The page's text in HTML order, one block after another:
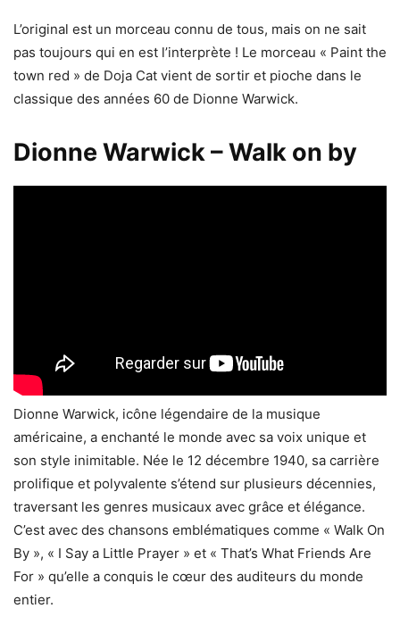
L’original est un morceau connu de tous, mais on ne sait
pas toujours qui en est l’interprète ! Le morceau « Paint the
town red » de Doja Cat vient de sortir et pioche dans le
classique des années 60 de Dionne Warwick.
Dionne Warwick – Walk on by
Dionne Warwick, icône légendaire de la musique
américaine, a enchanté le monde avec sa voix unique et
son style inimitable. Née le 12 décembre 1940, sa carrière
prolifique et polyvalente s’étend sur plusieurs décennies,
traversant les genres musicaux avec grâce et élégance.
C’est avec des chansons emblématiques comme « Walk On
By », « I Say a Little Prayer » et « That’s What Friends Are
For » qu’elle a conquis le cœur des auditeurs du monde
entier.